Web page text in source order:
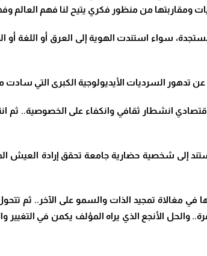
ومقاربتها من منظور فكري يتيح لنا فهم العالم
سواء استندت الهوية إلى العرق أو اللغة
تدهور السرديات الأيديولوجية الكبرى التي سادت
انشطار ثقافي وانكفاء على الخصوصية.. ثم
إلى شخصية حضارية جامعة تحقق إرادة العيش
في مغالاة تمجيد الذات والسمو على الآخر.. ثم
والحل الأنجع الذي يراه المؤلف يكمن في